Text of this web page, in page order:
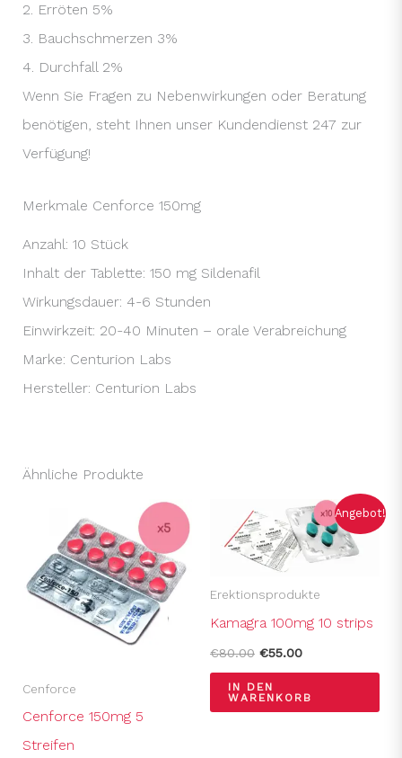
2. Erröten 5%
3. Bauchschmerzen 3%
4. Durchfall 2%
Wenn Sie Fragen zu Nebenwirkungen oder Beratung
benötigen, steht Ihnen unser Kundendienst 247 zur
Verfügung!
Merkmale Cenforce 150mg
Anzahl: 10 Stück
Inhalt der Tablette: 150 mg Sildenafil
Wirkungsdauer: 4-6 Stunden
Einwirkzeit: 20-40 Minuten – orale Verabreichung
Marke: Centurion Labs
Hersteller: Centurion Labs
Ähnliche Produkte
Cenforce
Cenforce 150mg 5
Streifen
Angebot!
Erektionsprodukte
Kamagra 100mg 10 strips
€80.00
Ursprünglicher
Preis
war:
€80.00
€55.00
Aktueller
Preis
ist:
€55.00.
IN DEN
WARENKORB